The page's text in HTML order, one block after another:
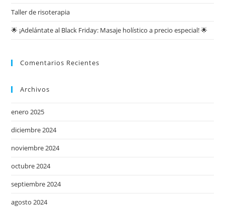
Taller de risoterapia
🌟 ¡Adelántate al Black Friday: Masaje holístico a precio especial! 🌟
Comentarios Recientes
Archivos
enero 2025
diciembre 2024
noviembre 2024
octubre 2024
septiembre 2024
agosto 2024